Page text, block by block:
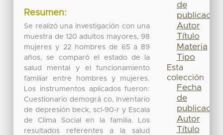
Resumen:
Se realizó una investigación con una
muestra de 120 adultos mayores, 98
mujeres y 22 hombres de 65 a 89
años, se comparó el estado de la
salud mental y el funcionamiento
familiar entre hombres y mujeres.
Los instrumentos aplicados fueron:
Cuestionario demográ co, Inventario
de depresión beck, scl-90-r y Escala
de Clima Social en la familia. Los
resultados referentes a la salud
de
publicación
Autor
Título
Materia
Tipo
Esta
colección
Fecha
de
publicación
Autor
Título